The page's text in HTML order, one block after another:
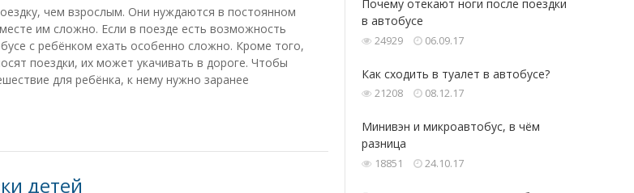
чем взрослым. Они нуждаются в постоянном
им сложно. Если в поезде есть возможность
с ребёнком ехать особенно сложно. Кроме того,
поездки, их может укачивать в дороге. Чтобы
для ребёнка, к нему нужно заранее
детей
Почему отекают ноги после поездки
в автобусе
24929 06.09.17
Как сходить в туалет в автобусе?
21208 08.12.17
Минивэн и микроавтобус, в чём
разница
18851 24.10.17